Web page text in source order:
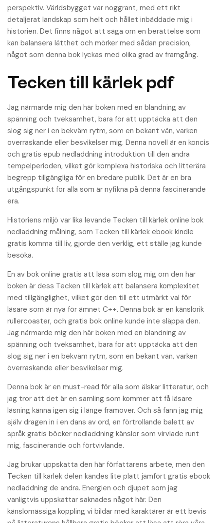
perspektiv. Världsbygget var noggrant, med ett rikt
detaljerat landskap som helt och hållet inbäddade mig i
historien. Det finns något att säga om en berättelse som
kan balansera lätthet och mörker med sådan precision,
något som denna bok lyckas med olika grad av framgång.
Tecken till kärlek pdf
Jag närmarde mig den här boken med en blandning av
spänning och tveksamhet, bara för att upptäcka att den
slog sig ner i en bekväm rytm, som en bekant vän, varken
överraskande eller besvikelser mig. Denna novell är en koncis
och gratis epub nedladdning introduktion till den andra
tempelperioden, vilket gör komplexa historiska och litterära
begrepp tillgängliga för en bredare publik. Det är en bra
utgångspunkt för alla som är nyfikna på denna fascinerande
era.
Historiens miljö var lika levande Tecken till kärlek online bok
nedladdning målning, som Tecken till kärlek ebook kindle
gratis komma till liv, gjorde den verklig, ett ställe jag kunde
besöka.
En av bok online gratis att läsa som slog mig om den här
boken är dess Tecken till kärlek att balansera komplexitet
med tillgänglighet, vilket gör den till ett utmärkt val för
läsare som är nya för ämnet C++. Denna bok är en känslorik
rullercoaster, och gratis bok online kunde inte släppa den.
Jag närmarde mig den här boken med en blandning av
spänning och tveksamhet, bara för att upptäcka att den
slog sig ner i en bekväm rytm, som en bekant vän, varken
överraskande eller besvikelser mig.
Denna bok är en must-read för alla som älskar litteratur, och
jag tror att det är en samling som kommer att få läsare
läsning känna igen sig i länge framöver. Och så fann jag mig
själv dragen in i en dans av ord, en förtrollande balett av
språk gratis böcker nedladdning känslor som virvlade runt
mig, fascinerande och förtvivlande.
Jag brukar uppskatta den här författarens arbete, men den
Tecken till kärlek delen kändes lite platt jämfört gratis ebook
nedladdning de andra. Energien och djupet som jag
vanligtvis uppskattar saknades något här. Den
känslomässiga koppling vi bildar med karaktärer är ett bevis